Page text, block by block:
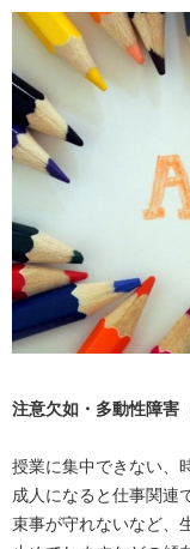
注意欠如・多動性障害
授業に集中できない、
成人になると仕事関連
束事が守れないなど、